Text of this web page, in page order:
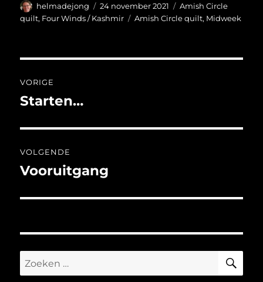
Auteur
helmadejong
Geplaatst
op
24 november 2021 Categorieën
Amish Circle
quilt, Four Winds / Kashmir Tags
Amish Circle quilt, Midweek
navigatie
VORIGE
Vorig
Starten…
VOLGENDE
Volgend
Vooruitgang
Zoeken
naar: